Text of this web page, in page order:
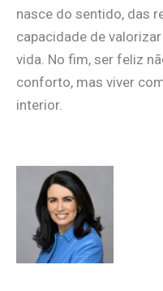
nasce do sentido, das
capacidade de
vida. No fim, ser feliz
conforto, mas viver
interior.